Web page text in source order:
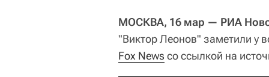
МОСКВА, 16 мар — РИА
"Виктор Леонов" заметили у
Fox News со ссылкой на